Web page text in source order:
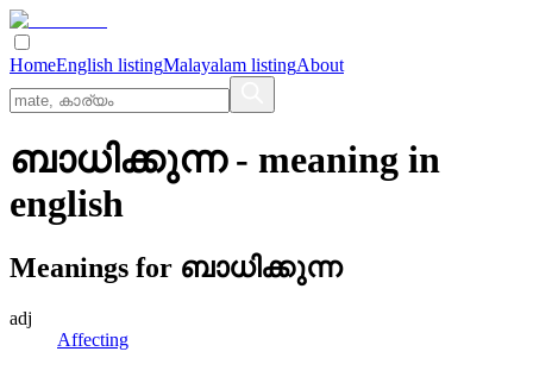
HomeEnglish listingMalayalam listingAbout
ബാധിക്കുന്ന- meaning in
english
Meanings for ബാധിക്കുന്ന
adj
Affecting